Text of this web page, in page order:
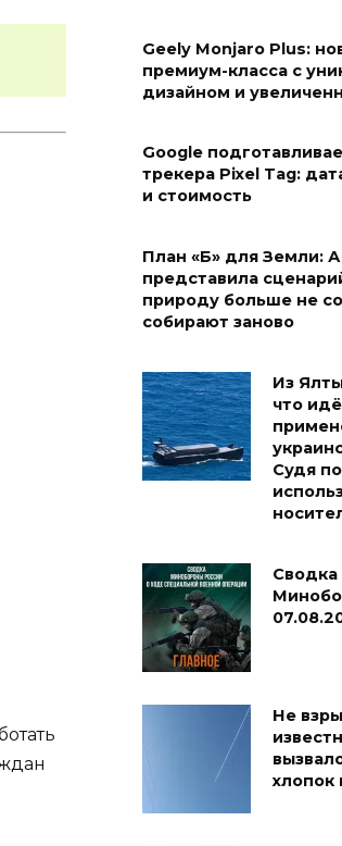
Geely Monjaro Plus:
премиум-класса с
дизайном и
Google
трекера Pixel Tag:
и стоимость
План «Б» для Земли:
представила
природу больше не
собирают заново
Из
что
Судя
Не
хлопок